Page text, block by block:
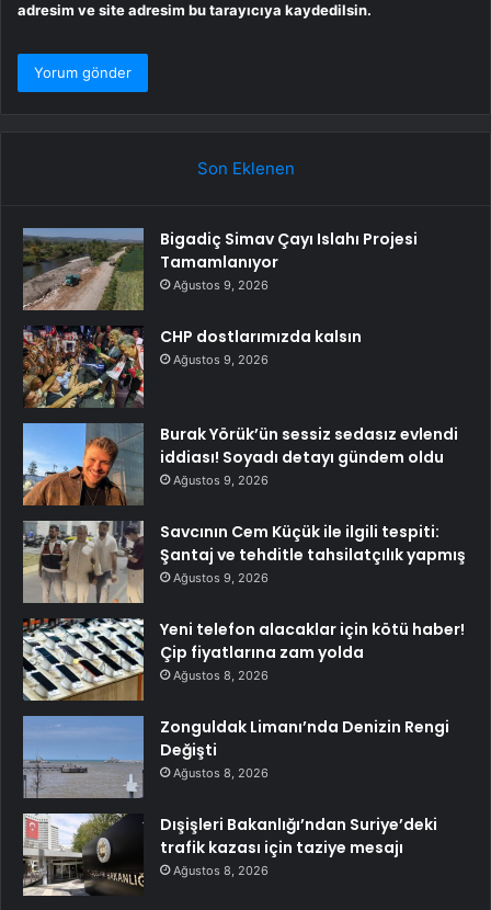
adresim ve site adresim bu tarayıcıya kaydedilsin.
Son Eklenen
Bigadiç Simav Çayı Islahı Projesi
Tamamlanıyor
Ağustos 9, 2026
CHP dostlarımızda kalsın
Ağustos 9, 2026
Burak Yörük’ün sessiz sedasız evlendi
iddiası! Soyadı detayı gündem oldu
Ağustos 9, 2026
Savcının Cem Küçük ile ilgili tespiti:
Şantaj ve tehditle tahsilatçılık yapmış
Ağustos 9, 2026
Yeni telefon alacaklar için kötü haber!
Çip fiyatlarına zam yolda
Ağustos 8, 2026
Zonguldak Limanı’nda Denizin Rengi
Değişti
Ağustos 8, 2026
Dışişleri Bakanlığı’ndan Suriye’deki
trafik kazası için taziye mesajı
Ağustos 8, 2026